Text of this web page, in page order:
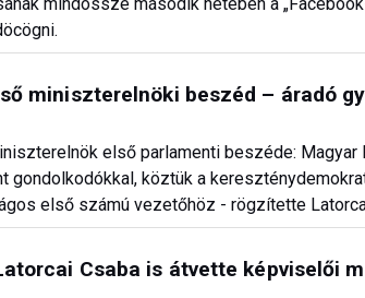
miniszterelnöki beszéd – áradó
első parlamenti beszéde:
gondolkodókkal, köztük a
első számú vezetőhöz - rögzítette
Csaba is átvette képviselői